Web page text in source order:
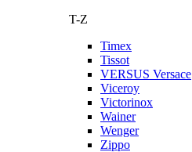
T-Z
Timex
Tissot
VERSUS Versace
Viceroy
Victorinox
Wainer
Wenger
Zippo